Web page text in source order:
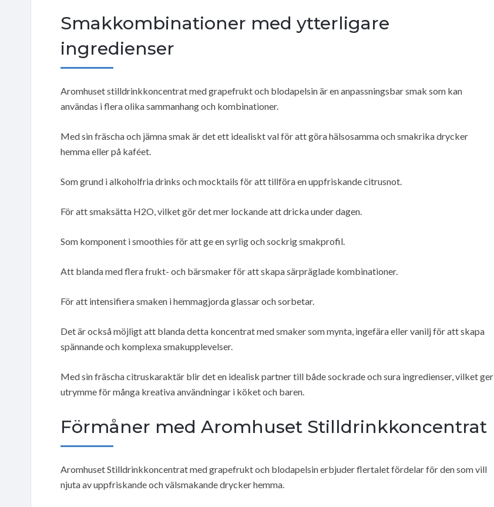
Smakkombinationer med ytterligare
ingredienser
Aromhuset stilldrinkkoncentrat med grapefrukt och blodapelsin är en anpassningsbar smak som kan
användas i flera olika sammanhang och kombinationer.
Med sin fräscha och jämna smak är det ett idealiskt val för att göra hälsosamma och smakrika drycker
hemma eller på kaféet.
Som grund i alkoholfria drinks och mocktails för att tillföra en uppfriskande citrusnot.
För att smaksätta H2O, vilket gör det mer lockande att dricka under dagen.
Som komponent i smoothies för att ge en syrlig och sockrig smakprofil.
Att blanda med flera frukt- och bärsmaker för att skapa särpräglade kombinationer.
För att intensifiera smaken i hemmagjorda glassar och sorbetar.
Det är också möjligt att blanda detta koncentrat med smaker som mynta, ingefära eller vanilj för att skapa
spännande och komplexa smakupplevelser.
Med sin fräscha citruskaraktär blir det en idealisk partner till både sockrade och sura ingredienser, vilket ger
utrymme för många kreativa användningar i köket och baren.
Förmåner med Aromhuset Stilldrinkkoncentrat
Aromhuset Stilldrinkkoncentrat med grapefrukt och blodapelsin erbjuder flertalet fördelar för den som vill
njuta av uppfriskande och välsmakande drycker hemma.